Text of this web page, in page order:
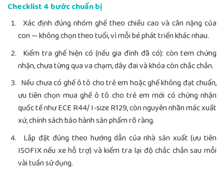
Checklist 4 bước chuẩn bị
Xác định đúng nhóm ghế theo chiều cao và cân nặng của
con — không chọn theo tuổi, vì mỗi bé phát triển khác nhau.
Kiểm tra ghế hiện có (nếu gia đình đã có): còn tem chứng
nhận, chưa từng qua va chạm, dây đai và khóa còn chắc chắn.
Nếu chưa có ghế ô tô cho trẻ em hoặc ghế không đạt chuẩn,
ưu tiên chọn mua ghế ô tô cho trẻ em mới có chứng nhận
quốc tế như ECE R44/ I-size R129, còn nguyên nhãn mác xuất
xứ, chính sách bảo hành sản phẩm rõ ràng.
Lắp đặt đúng theo hướng dẫn của nhà sản xuất (ưu tiên
ISOFIX nếu xe hỗ trợ) và kiểm tra lại độ chắc chắn sau mỗi
vài tuần sử dụng.